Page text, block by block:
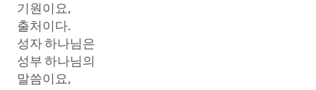
기원이요,
출처이다.
성자 하나님은
성부 하나님의
말씀이요,